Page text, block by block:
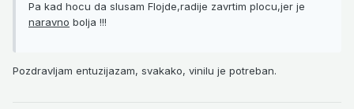
Pa kad hocu da slusam Flojde,radije zavrtim plocu,jer je
naravno bolja !!!
Pozdravljam entuzijazam, svakako, vinilu je potreban.